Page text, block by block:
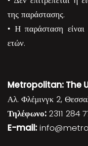
της παράστασης.
• Η παράσταση
ετών.
Metropolitan: The
Αλ. Φλέμινγκ 2,
Τηλέφωνο: 2311 284
E-mail: